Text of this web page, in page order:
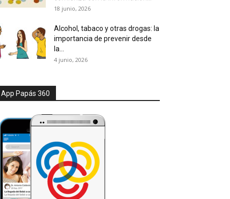
18 junio, 2026
Alcohol, tabaco y otras drogas: la
importancia de prevenir desde
la...
4 junio, 2026
App Papás 360